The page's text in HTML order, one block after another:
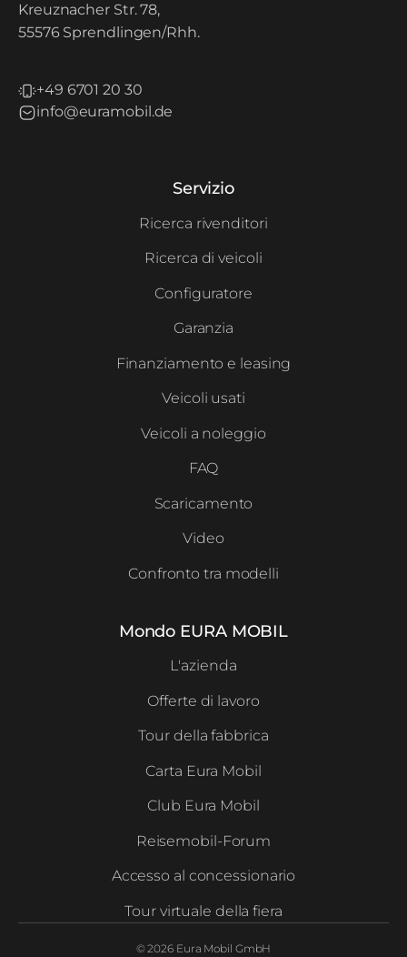
Kreuznacher Str. 78,
55576 Sprendlingen/Rhh.
+49 6701 20 30
info@euramobil.de
Servizio
Ricerca rivenditori
Ricerca di veicoli
Configuratore
Garanzia
Finanziamento e leasing
Veicoli usati
Veicoli a noleggio
FAQ
Scaricamento
Video
Confronto tra modelli
Mondo EURA MOBIL
L'azienda
Offerte di lavoro
Tour della fabbrica
Carta Eura Mobil
Club Eura Mobil
Reisemobil-Forum
Accesso al concessionario
Tour virtuale della fiera
© 2026 Eura Mobil GmbH